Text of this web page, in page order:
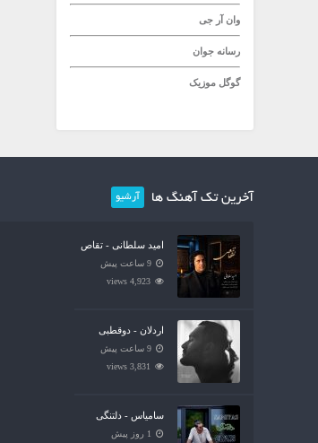
وان آر جی
رسانه جوان
گوگل موزیک
آخرین تک آهنگ ها آرشیو
امید سلطانی - تقاص
9 ساعت پیش
4,923 views
اردلان - دوقطبی
9 ساعت پیش
3,831 views
سامیاس - دلتنگی
1 روز پیش